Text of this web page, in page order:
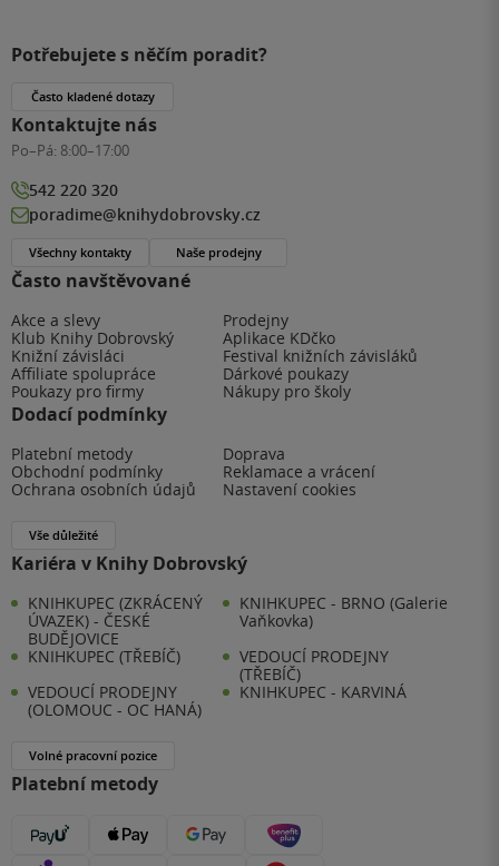
Často navštěvované
Akce a slevy
Prodejny
Klub Knihy Dobrovský
Aplikace KDčko
Knižní závisláci
Festival knižních závisláků
Affiliate spolupráce
Dárkové poukazy
Poukazy pro firmy
Nákupy pro školy
Dodací podmínky
Platební metody
Doprava
Obchodní podmínky
Reklamace a vrácení
Ochrana osobních údajů
Nastavení cookies
Vše důležité
Kariéra v Knihy Dobrovský
KNIHKUPEC (ZKRÁCENÝ
ÚVAZEK) - ČESKÉ
BUDĚJOVICE
KNIHKUPEC - BRNO (Galerie
Vaňkovka)
KNIHKUPEC (TŘEBÍČ)
VEDOUCÍ PRODEJNY
(TŘEBÍČ)
VEDOUCÍ PRODEJNY
(OLOMOUC - OC HANÁ)
KNIHKUPEC - KARVINÁ
Volné pracovní pozice
Platební metody
Potřebujete s něčím poradit?
Často kladené dotazy
Kontaktujte nás
Po–Pá: 8:00–17:00
542 220 320
poradime@knihydobrovsky.cz
Všechny kontakty Naše prodejny